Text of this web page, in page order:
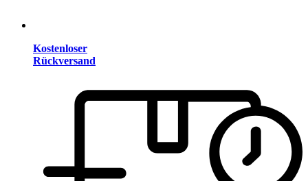
Kostenloser
Rückversand